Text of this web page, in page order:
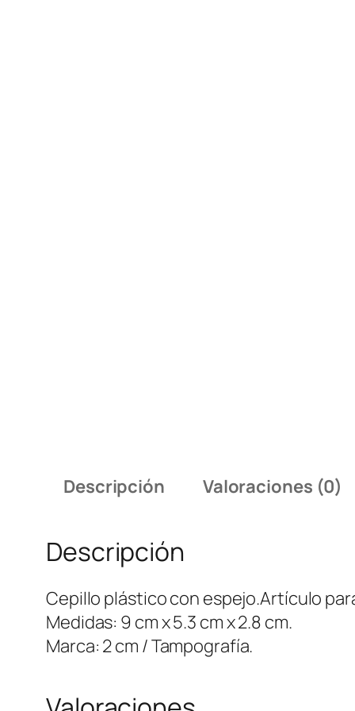
Descripción Valoraciones (0)
Descripción
Cepillo plástico con espejo.Artículo
Medidas: 9 cm x 5.3 cm x 2.8 cm.
Marca: 2 cm / Tampografía.